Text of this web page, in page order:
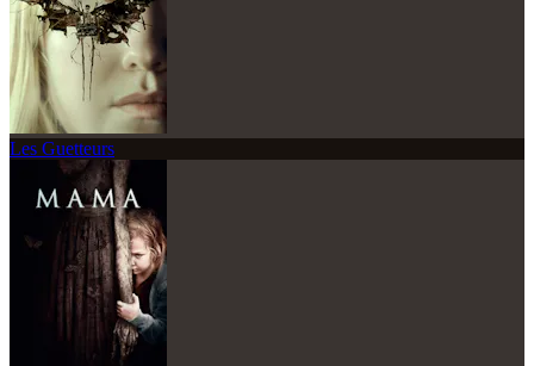
Les Guetteurs